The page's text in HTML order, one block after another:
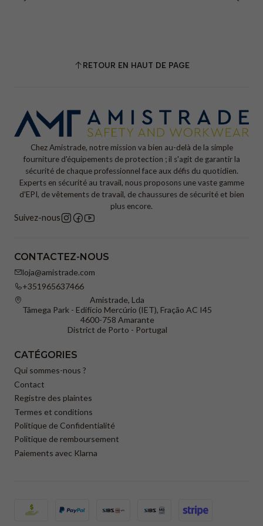
RETOUR EN HAUT DE PAGE
Chez Amistrade, notre mission va bien au-delà de la simple
fourniture d'équipements de protection ; il s'agit de garantir la
sécurité de chaque professionnel face aux défis du quotidien.
Experts en sécurité au travail, nous proposons une vaste gamme
d'EPI, de vêtements de travail, de chaussures de sécurité et bien
plus encore.
Suivez-nous
CONTACTEZ-NOUS
loja@amistrade.com
+351965637466
Amistrade, Lda
Tâmega Park - Edifício Mercúrio (IET), Fração AC I45
4600-758 Amarante
District de Porto - Portugal
CATÉGORIES
Qui sommes-nous ?
Contact
Registre des plaintes
Termes et conditions
Politique de Confidentialité
Politique de remboursement
Paiements avec Klarna